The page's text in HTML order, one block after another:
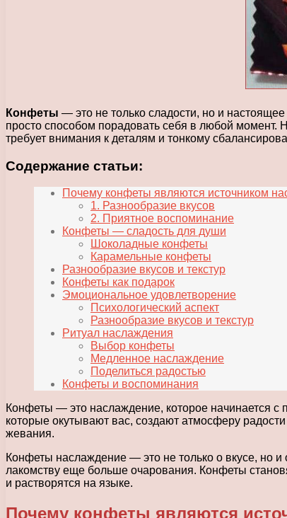
Конфеты — это не только сладости, но и
просто способом порадовать себя в любой момент.
требует внимания к деталям и тонкому
Содержание статьи:
Почему конфеты являются источником
1. Разнообразие вкусов
2. Приятное воспоминание
Конфеты — сладость для души
Шоколадные конфеты
Карамельные конфеты
Разнообразие вкусов и текстур
Конфеты как подарок
Эмоциональное удовлетворение
Психологический аспект
Разнообразие вкусов и текстур
Ритуал наслаждения
Выбор конфеты
Медленное наслаждение
Поделиться радостью
Конфеты и воспоминания
Конфеты — это наслаждение, которое начинается с
которые окутывают вас, создают атмосферу
жевания.
Конфеты наслаждение — это не только о вкусе, но
лакомству еще больше очарования. Конфеты
и растворятся на языке.
Почему конфеты являются